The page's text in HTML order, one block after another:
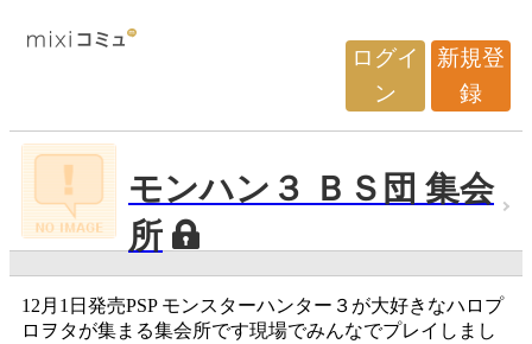
ログイ
ン
新規登
録
モンハン３ ＢＳ団 集会
所
12月1日発売PSP モンスターハンター３が大好きなハロプ
ロヲタが集まる集会所です現場でみんなでプレイしまし